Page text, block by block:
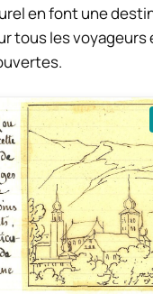
en font une
tous les voyageurs